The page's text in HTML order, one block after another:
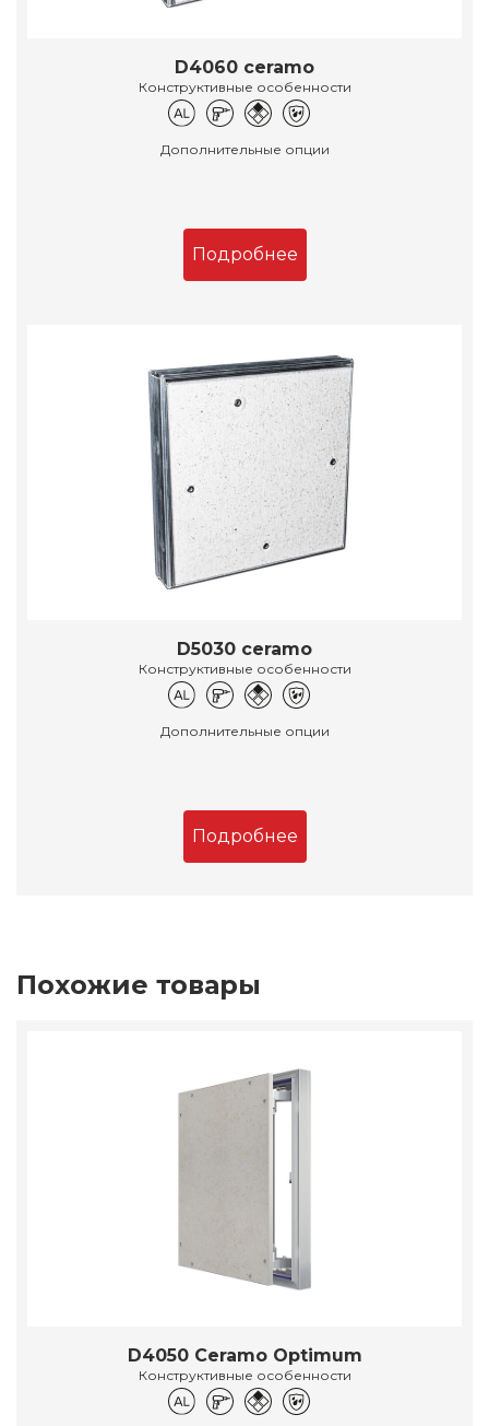
D4060 ceramo
Конструктивные особенности
Дополнительные опции
Подробнее
D5030 ceramo
Конструктивные особенности
Дополнительные опции
Подробнее
Похожие товары
D4050 Ceramo Optimum
Конструктивные особенности